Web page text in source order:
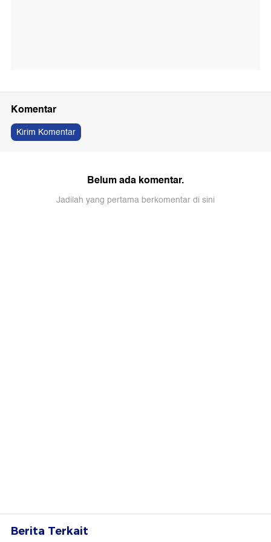
Komentar
Kirim Komentar
Belum ada komentar.
Jadilah yang pertama berkomentar di sini
Berita Terkait